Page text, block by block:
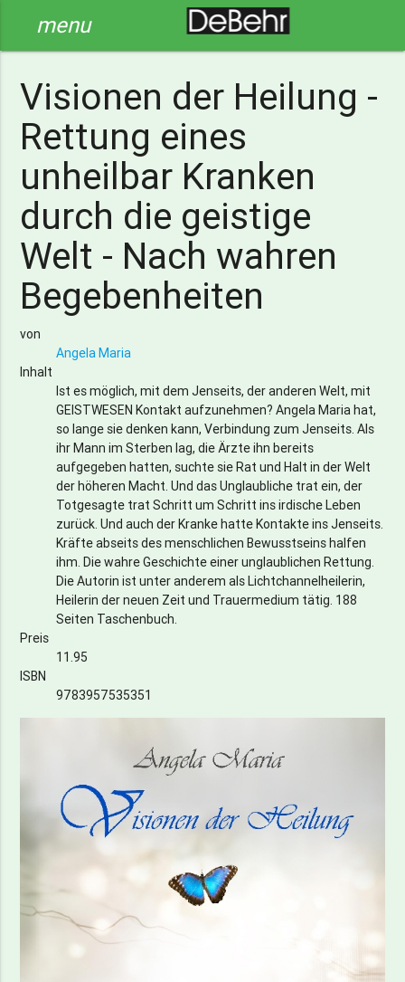
menu
Visionen der Heilung -
Rettung eines
unheilbar Kranken
durch die geistige
Welt - Nach wahren
Begebenheiten
von
Angela Maria
Inhalt
Ist es möglich, mit dem Jenseits, der anderen Welt, mit
GEISTWESEN Kontakt aufzunehmen? Angela Maria hat,
so lange sie denken kann, Verbindung zum Jenseits. Als
ihr Mann im Sterben lag, die Ärzte ihn bereits
aufgegeben hatten, suchte sie Rat und Halt in der Welt
der höheren Macht. Und das Unglaubliche trat ein, der
Totgesagte trat Schritt um Schritt ins irdische Leben
zurück. Und auch der Kranke hatte Kontakte ins Jenseits.
Kräfte abseits des menschlichen Bewusstseins halfen
ihm. Die wahre Geschichte einer unglaublichen Rettung.
Die Autorin ist unter anderem als Lichtchannelheilerin,
Heilerin der neuen Zeit und Trauermedium tätig. 188
Seiten Taschenbuch.
Preis
11.95
ISBN
9783957535351